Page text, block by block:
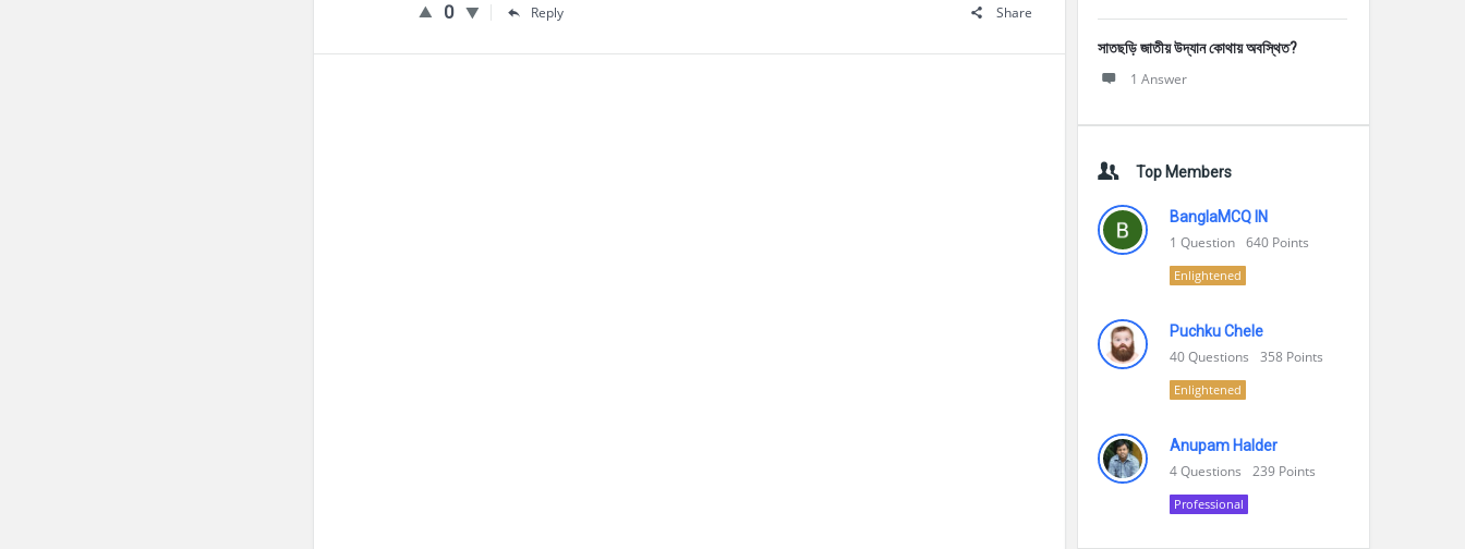
0 Reply Share
সাতছড়ি জাতীয় উদ্যান কোথায় অবস্থিত?
1 Answer
Top Members
BanglaMCQ IN
1 Question 640 Points
Enlightened
Puchku Chele
40Questions 358 Points
Enlightened
Anupam Halder
4Questions 239 Points
Professional